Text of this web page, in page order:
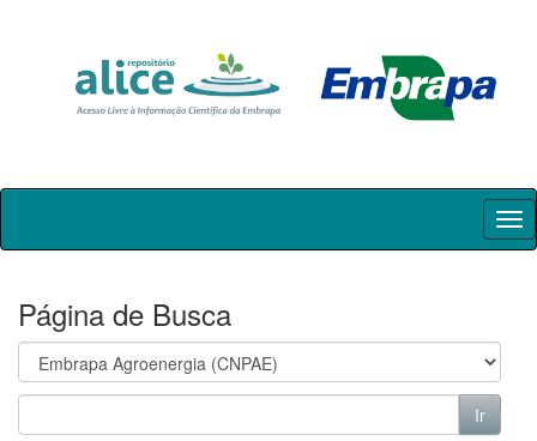
Skip
Página de Busca